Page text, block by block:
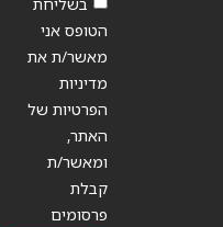
בשליחת
הטופס אני
מאשר/ת את
מדיניות
הפרטיות של
האתר,
ומאשר/ת
קבלת
פרסומים